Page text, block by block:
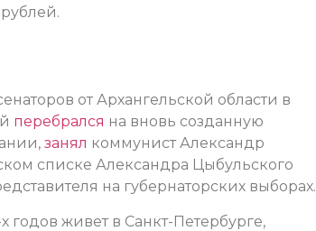
от Архангельской области в
перебрался на вновь созданную
занял коммунист Александр
списке Александра Цыбульского
на губернаторских выборах.
годов живет в Санкт-Петербурге,